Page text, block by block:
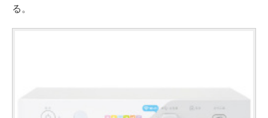
る。